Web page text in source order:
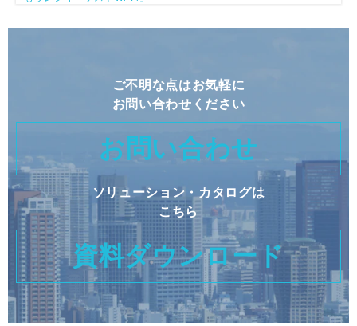
ご不明な点はお気軽に
お問い合わせください
お問い合わせ
ソリューション・カタログは
こちら
資料ダウンロード